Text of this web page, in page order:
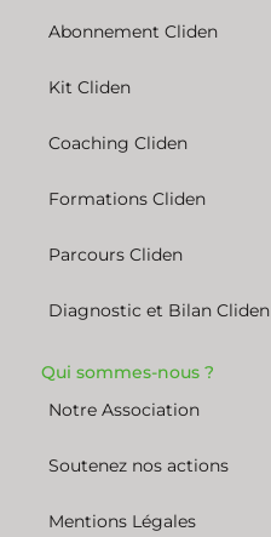
Abonnement Cliden
Kit Cliden
Coaching Cliden
Formations Cliden
Parcours Cliden
Diagnostic et Bilan Cliden
Qui sommes-nous ?
Notre Association
Soutenez nos actions
Mentions Légales